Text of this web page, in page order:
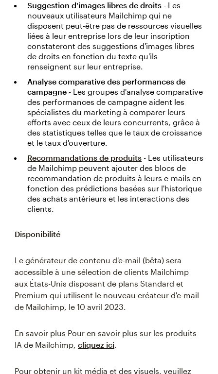
Suggestion d'images libres de droits - Les
nouveaux utilisateurs Mailchimp qui ne
disposent peut-être pas de ressources visuelles
liées à leur entreprise lors de leur inscription
constateront des suggestions d'images libres
de droits en fonction du texte qu'ils
renseignent sur leur entreprise.
Analyse comparative des performances de
campagne - Les groupes d'analyse comparative
des performances de campagne aident les
spécialistes du marketing à comparer leurs
efforts avec ceux de leurs concurrents, grâce à
des statistiques telles que le taux de croissance
et le taux d'ouverture.
Recommandations de produits - Les utilisateurs
de Mailchimp peuvent ajouter des blocs de
recommandation de produits à leurs e-mails en
fonction des prédictions basées sur l'historique
des achats antérieurs et les interactions des
clients.
Disponibilité
Le générateur de contenu d'e-mail (bêta) sera
accessible à une sélection de clients Mailchimp
aux États-Unis disposant de plans Standard et
Premium qui utilisent le nouveau créateur d'e-mail
de Mailchimp, le 10 avril 2023.
En savoir plus Pour en savoir plus sur les produits
IA de Mailchimp, cliquez ici.
Pour obtenir un kit média et des visuels, veuillez